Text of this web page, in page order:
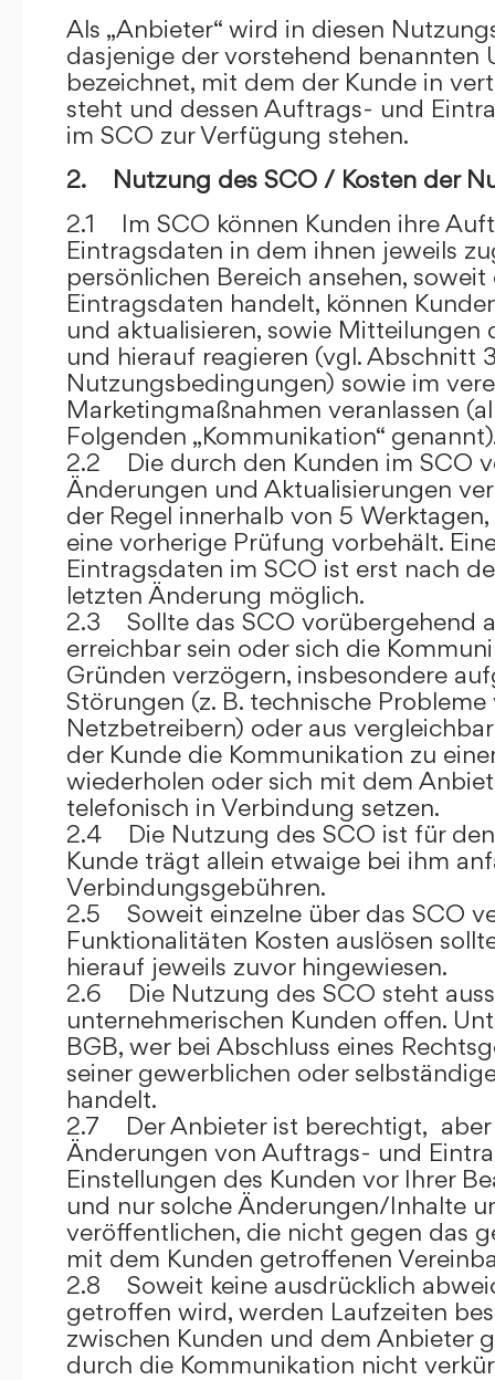
Als „Anbieter“ wird in diesen
dasjenige der vorstehend benannten
bezeichnet, mit dem der Kunde in
steht und dessen Auftrags- und
im SCO zur Verfügung stehen.
2. Nutzung des SCO / Kosten der
2.1 Im SCO können Kunden ihre
Eintragsdaten in dem ihnen jeweils
persönlichen Bereich ansehen,
Eintragsdaten handelt, können
und aktualisieren, sowie Mitteilungen
und hierauf reagieren (vgl. Abschnitt
Nutzungsbedingungen) sowie im
Marketingmaßnahmen veranlassen
Folgenden „Kommunikation“
2.2 Die durch den Kunden im SCO
Änderungen und Aktualisierungen
der Regel innerhalb von 5
eine vorherige Prüfung vorbehält.
Eintragsdaten im SCO ist erst nach
letzten Änderung möglich.
2.3 Sollte das SCO vorübergehend
erreichbar sein oder sich die
Gründen verzögern, insbesondere
Störungen (z. B. technische
Netzbetreibern) oder aus
der Kunde die Kommunikation zu
wiederholen oder sich mit dem
telefonisch in Verbindung setzen.
2.4 Die Nutzung des SCO ist für den
Kunde trägt allein etwaige bei ihm
Verbindungsgebühren.
2.5 Soweit einzelne über das SCO
Funktionalitäten Kosten auslösen
hierauf jeweils zuvor hingewiesen.
2.6 Die Nutzung des SCO steht
unternehmerischen Kunden offen.
BGB, wer bei Abschluss eines
seiner gewerblichen oder
handelt.
2.7 Der Anbieter ist berechtigt,
Änderungen von Auftrags- und
Einstellungen des Kunden vor Ihrer
und nur solche Änderungen/Inhalte
veröffentlichen, die nicht gegen das
mit dem Kunden getroffenen
2.8 Soweit keine ausdrücklich
getroffen wird, werden Laufzeiten
zwischen Kunden und dem Anbieter
durch die Kommunikation nicht